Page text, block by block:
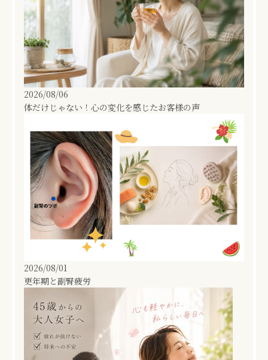
2026/08/06
体だけじゃない！心の変化を感じたお客様の声
2026/08/01
更年期と副腎疲労